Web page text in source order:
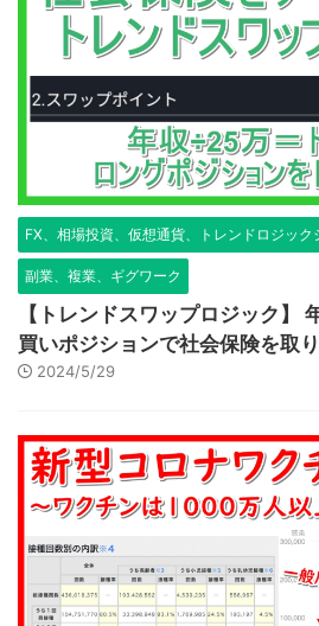
FX、相場投資、仮想通貨、トレンドロジック
副業、複業、ギグワーク
【トレンドスワップロジック】
買いポジションで社会保険を取
2024/5/29